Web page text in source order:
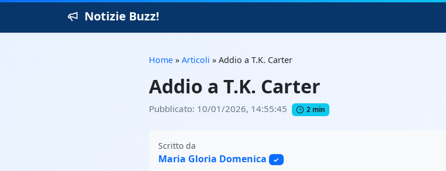
Notizie Buzz!
Home » Articoli » Addio a T.K. Carter
Addio a T.K. Carter
Pubblicato: 10/01/2026, 14:55:45 2 min
Scritto da
Maria Gloria Domenica ✓